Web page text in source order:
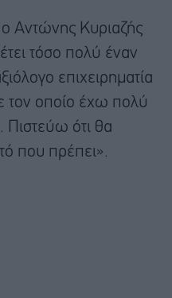
Αντώνης Κυριαζής
τόσο πολύ έναν
επιχειρηματία
τον οποίο έχω πολύ
Πιστεύω ότι θα
που πρέπει».